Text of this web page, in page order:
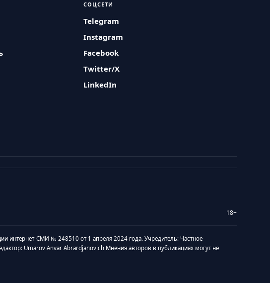
СОЦСЕТИ
Telegram
Instagram
Facebook
Twitter/X
LinkedIn
18+
интернет-СМИ № 248510 от 1 апреля 2024 года. Учредитель: Частное
Umarov Anvar Abrardjanovich Мнения авторов в публикациях могут не